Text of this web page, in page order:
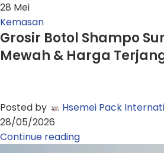
28 Mei
Kemasan
Grosir Botol Shampo
Mewah & Harga
Posted by
Hsemei Pack
28/05/2026
Continue reading